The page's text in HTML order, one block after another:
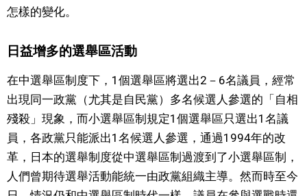
編輯部通知
怎樣的變化。
日益增多的選舉區活動
在中選舉區制度下，1個選舉區將選出2－6名議員，經常
出現同一政黨（尤其是自民黨）多名候選人參選的「自相
殘殺」現象，而小選舉區制規定1個選舉區只選出1名議
員，各政黨只能派出1名候選人參選，通過1994年的改
革，日本的選舉制度從中選舉區制過渡到了小選舉區制，
人們曾期待選舉活動能統一由政黨組織主導。然而時至今